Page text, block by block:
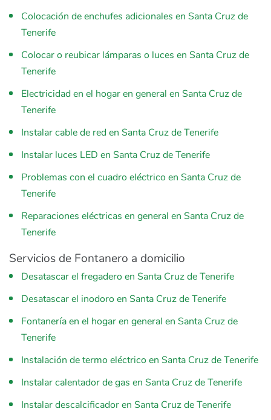
Colocación de enchufes adicionales en Santa Cruz de
Tenerife
Colocar o reubicar lámparas o luces en Santa Cruz de
Tenerife
Electricidad en el hogar en general en Santa Cruz de
Tenerife
Instalar cable de red en Santa Cruz de Tenerife
Instalar luces LED en Santa Cruz de Tenerife
Problemas con el cuadro eléctrico en Santa Cruz de
Tenerife
Reparaciones eléctricas en general en Santa Cruz de
Tenerife
Servicios de Fontanero a domicilio
Desatascar el fregadero en Santa Cruz de Tenerife
Desatascar el inodoro en Santa Cruz de Tenerife
Fontanería en el hogar en general en Santa Cruz de
Tenerife
Instalación de termo eléctrico en Santa Cruz de Tenerife
Instalar calentador de gas en Santa Cruz de Tenerife
Instalar descalcificador en Santa Cruz de Tenerife